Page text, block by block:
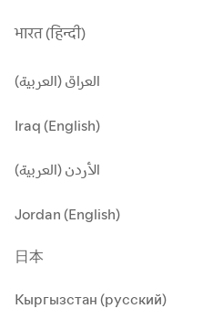
भारत (हिन्दी)
العراق (العربية)
Iraq (English)
الأردن (العربية)
Jordan (English)
日本
Кыргызстан (русский)